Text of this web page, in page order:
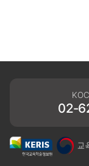
02-